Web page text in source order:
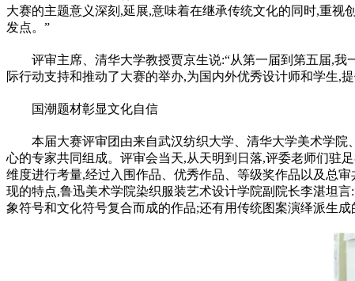
大赛的主题意义深刻,延展,意味着在继承传统文化的同时,重
发点。”
评审主席、清华大学教授贾京生说:“从第一届到第五届,
际行动支持和推动了大赛的举办,为国内外优秀设计师和学生,
国潮题材彰显文化自信
本届大赛评审团由来自武汉纺织大学、清华大学美术学
心的专家共同组成。评审会当天,从天明到日落,评委老师们驻
维度进行考量,经过入围作品、优秀作品、等级奖作品以及总
现的特点,鲁迅美术学院染织服装艺术设计学院副院长李湛坦
象符号和文化符号复合而成的作品;还有用传统图案演绎派生